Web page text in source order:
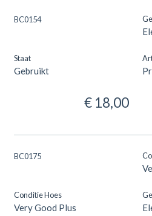
BC0154
Staat
Gebruikt
€ 18,00
BC0175
Conditie Hoes
Very Good Plus